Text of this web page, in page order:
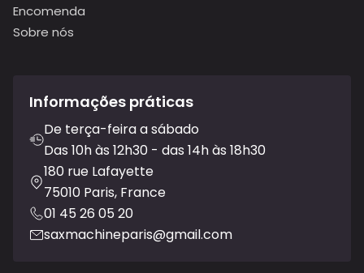
Encomenda
Sobre nós
Informações práticas
De terça-feira a sábado
Das 10h às 12h30 - das 14h às 18h30
180 rue Lafayette
75010 Paris, France
01 45 26 05 20
saxmachineparis@gmail.com